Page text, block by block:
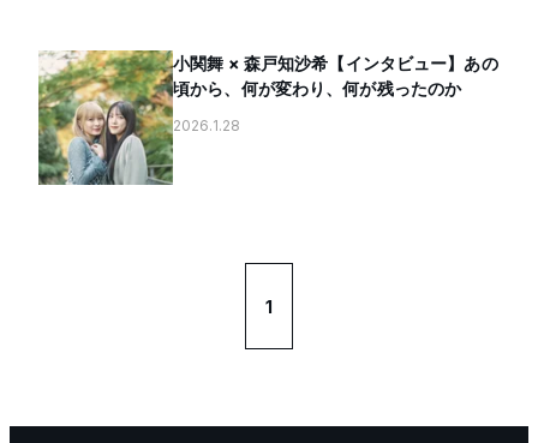
小関舞 × 森戸知沙希【インタビュー】あの
頃から、何が変わり、何が残ったのか
2026.1.28
1